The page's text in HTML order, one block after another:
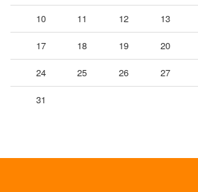
10 11 12 13
17 18 19 20
24 25 26 27
31